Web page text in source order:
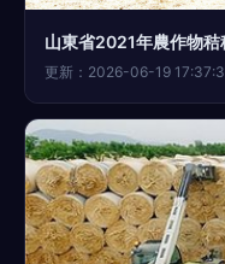
山東省2021年農作物
更新：2026-06-19